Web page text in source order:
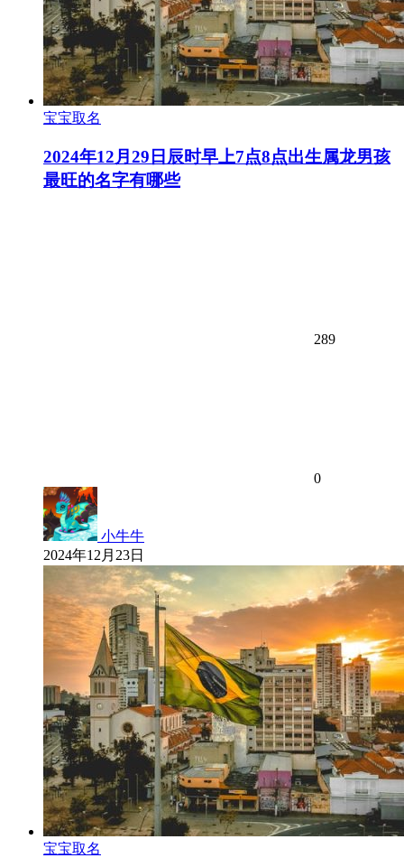
宝宝取名
2024年12月29日辰时早上7点8点出生属龙男孩
最旺的名字有哪些
289
0
小牛牛
2024年12月23日
宝宝取名